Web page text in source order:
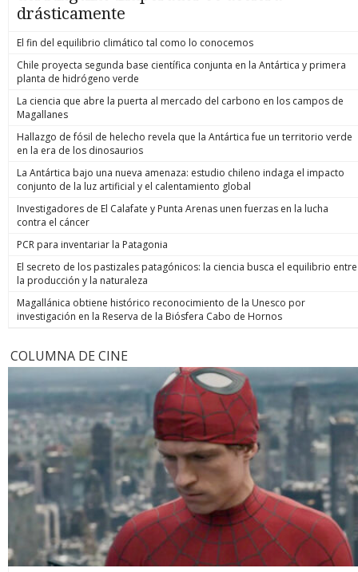
drásticamente
El fin del equilibrio climático tal como lo conocemos
Chile proyecta segunda base científica conjunta en la Antártica y primera
planta de hidrógeno verde
La ciencia que abre la puerta al mercado del carbono en los campos de
Magallanes
Hallazgo de fósil de helecho revela que la Antártica fue un territorio verde
en la era de los dinosaurios
La Antártica bajo una nueva amenaza: estudio chileno indaga el impacto
conjunto de la luz artificial y el calentamiento global
Investigadores de El Calafate y Punta Arenas unen fuerzas en la lucha
contra el cáncer
PCR para inventariar la Patagonia
El secreto de los pastizales patagónicos: la ciencia busca el equilibrio entre
la producción y la naturaleza
Magallánica obtiene histórico reconocimiento de la Unesco por
investigación en la Reserva de la Biósfera Cabo de Hornos
COLUMNA DE CINE